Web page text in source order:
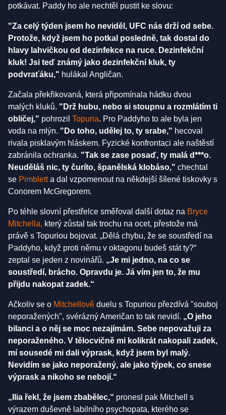
potkávat. Paddy ho ale nechtěl pustit ke slovu:
"Za celý týden jsem ho neviděl, UFC nás drží od sebe.
Protože, když jsem ho potkal posledně, tak dostal do
hlavy lahvičkou od dezinfekce na ruce. Dezinfekční
kluk! Jsi teď známý jako dezinfekční kluk, ty
podvraťáku," hulákal Angličan.
Začala překřikovaná, která připomínala hádku dvou
malých kluků. "Drž hubu, nebo si stoupnu a rozmlátím ti
obličej," pohrozil Topuria. Pro Paddyho to ale byla jen
voda na mlýn. "Do toho, udělej to, ty srabe," hecoval
rivala pisklavým hláskem. Fyzické konfrontaci ale naštěstí
zabránila ochranka. "Tak se zase posaď, ty malá d***o.
Neuděláš nic, ty čuríto, španělská klobáso," chechtal
se Pimbletta dal vzpomenout na někdejší šílené tiskovky s
Conorem McGregorem.
Po téhle slovní přestřelce směřoval další dotaz na Bryce
Mitchella, který zůstal tak trochu na ocet, přestože má
právě s Topuriou bojovat. „Dělá chybu, že se soustředí na
Paddyho, když proti němu v oktagonu budeš stát ty?“
zeptal se jeden z novinářů. „Je mi jedno, na co se
soustředí, brácho. Opravdu je. Já vím jen to, že mu
přijdu nakopat zadek.“
Ačkoliv se o Mitchellově duelu s Topuriou přezdívá "souboj
neporažených", svérázný Američan to tak nevidí. „O jeho
bilanci a o něj se moc nezajímám. Sebe nepovažuji za
neporaženého. V tělocvičně mi kolikrát nakopali zadek,
mí sousedé mi dali výprask, když jsem byl malý.
Nevidím se jako neporažený, ale jako týpek, co snese
výprask a nikoho se nebojí.“
„Ilia řekl, že jsem zbabělec,“ pronesl pak Mitchell s
výrazem duševně labilního psychopata, kterého se